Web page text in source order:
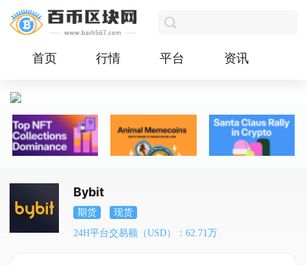
首页 行情 平台 资讯
Bybit
期货
现货
24H平台交易额（USD）：62.71万